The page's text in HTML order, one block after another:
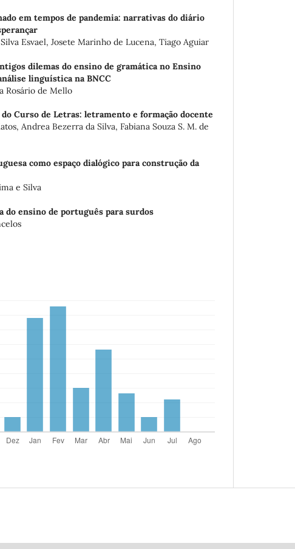
em tempos de pandemia: narrativas do diário
Esvael, Josete Marinho de Lucena, Tiago Aguiar
dilemas do ensino de gramática no Ensino
linguística na BNCC
Rosário de Mello
do Curso de Letras: letramento e formação docente
Andrea Bezerra da Silva, Fabiana Souza S. M. de
como espaço dialógico para construção da
e Silva
do ensino de português para surdos